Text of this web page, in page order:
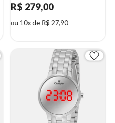
R$ 279,00
ou 10x de R$ 27,90